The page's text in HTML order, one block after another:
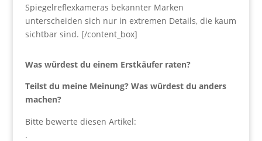
Spiegelreflexkameras bekannter Marken
unterscheiden sich nur in extremen Details, die kaum
sichtbar sind. [/content_box]
Was würdest du einem Erstkäufer raten?
Teilst du meine Meinung? Was würdest du anders
machen?
Bitte bewerte diesen Artikel:
.